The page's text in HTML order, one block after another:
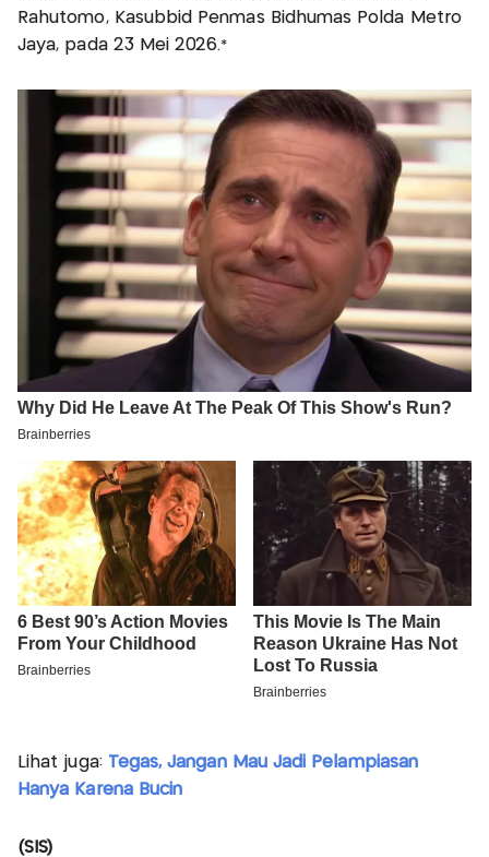
Rahutomo, Kasubbid Penmas Bidhumas Polda Metro
Jaya, pada 23 Mei 2026.*
Lihat juga: Tegas, Jangan Mau Jadi Pelampiasan
Hanya Karena Bucin
(SIS)